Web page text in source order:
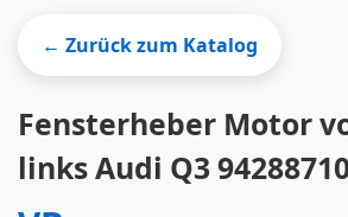
← Zurück zum Katalog
Fensterheber Motor
links Audi Q3